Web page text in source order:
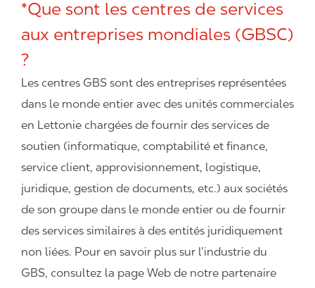
*Que sont les centres de services
aux entreprises mondiales (GBSC)
?
Les centres GBS sont des entreprises représentées
dans le monde entier avec des unités commerciales
en Lettonie chargées de fournir des services de
soutien (informatique, comptabilité et finance,
service client, approvisionnement, logistique,
juridique, gestion de documents, etc.) aux sociétés
de son groupe dans le monde entier ou de fournir
des services similaires à des entités juridiquement
non liées. Pour en savoir plus sur l’industrie du
GBS, consultez la page Web de notre partenaire